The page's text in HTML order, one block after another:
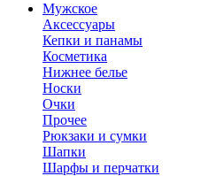
Мужское
Аксессуары
Кепки и панамы
Косметика
Нижнее белье
Носки
Очки
Прочее
Рюкзаки и сумки
Шапки
Шарфы и перчатки